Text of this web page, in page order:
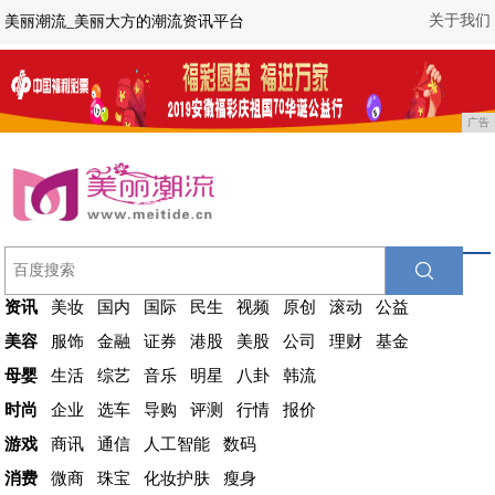
关于我们
美丽潮流_美丽大方的潮流资讯平台
广告
资讯 美妆 国内 国际 民生 视频 原创 滚动
公益
美容
服饰 金融 证券 港股 美股 公司 理财
基金
母婴
生活 综艺 音乐 明星 八卦
韩流
时尚
企业 选车 导购 评测 行情
报价
游戏
商讯 通信 人工智能
数码
消费
微商 珠宝 化妆护肤 瘦身